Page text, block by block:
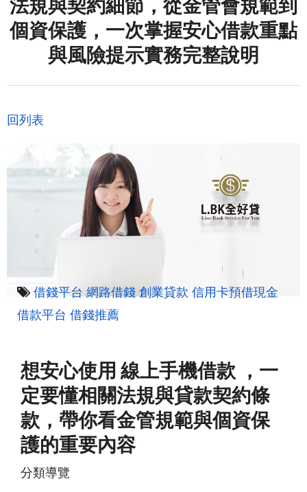
法規與契約細節，從金管會規範到
個資保護，一次掌握安心借款重點
與風險提示實務完整說明
回列表
借錢平台 網路借錢 創業貸款 信用卡預借現金
借款平台 借錢推薦
想安心使用 線上手機借款 ，一
定要懂相關法規與貸款契約條
款，帶你看金管規範與個資保
護的重要內容
分類導覽